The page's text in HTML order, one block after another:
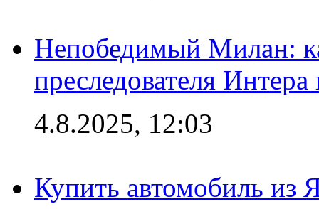
Непобедимый Милан:
преследователя
4.8.2025, 12:03
Купить автомобиль из